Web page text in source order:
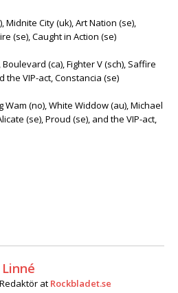
Midnite City (uk), Art Nation (se),
(se), Caught in Action (se)
(ca), Fighter V (sch), Saffire
the VIP-act, Constancia (se)
Wam (no), White Widdow (au), Michael
(se), Proud (se), and the VIP-act,
at Rockbladet.se